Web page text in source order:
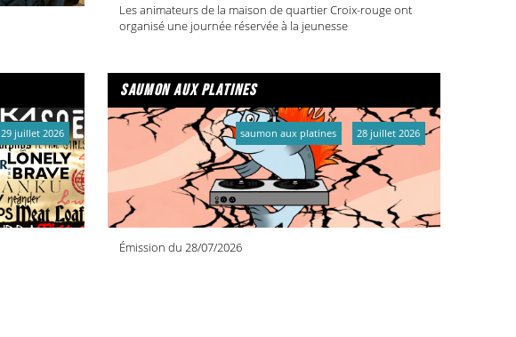
Les animateurs de la maison de quartier Croix-rouge ont
organisé une journée réservée à la jeunesse
29 juillet 2026
saumon aux platines
Émission du 28/07/2026
saumon aux platines 28 juillet 2026